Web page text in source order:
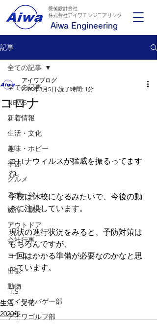
Aiwa Engineering
機械設計会社
​株式会社アイワエンジニアリング
記事
全ての記事
NEWS
新着情報
生活・文化
趣味・ホビー
季節
グルメ
スポーツ
旅行・観光
アウトドア
会社行事
コラム
出張
動物
アイワサバゲー部
アイワゴルフ部
全ての記事
コロナ
アイワブログ
2020年3月5日 読了時間: 1分
コロナウィルスが猛威を振るってます
ね。
学校は休校になるみたいで、今後の動
きに注視しています。
現状の進行状況をみると、予防対策は
もちろんですが、
一回はかかる準備が必要なのかなと思
っています。
T.S
生活・文化
2020年